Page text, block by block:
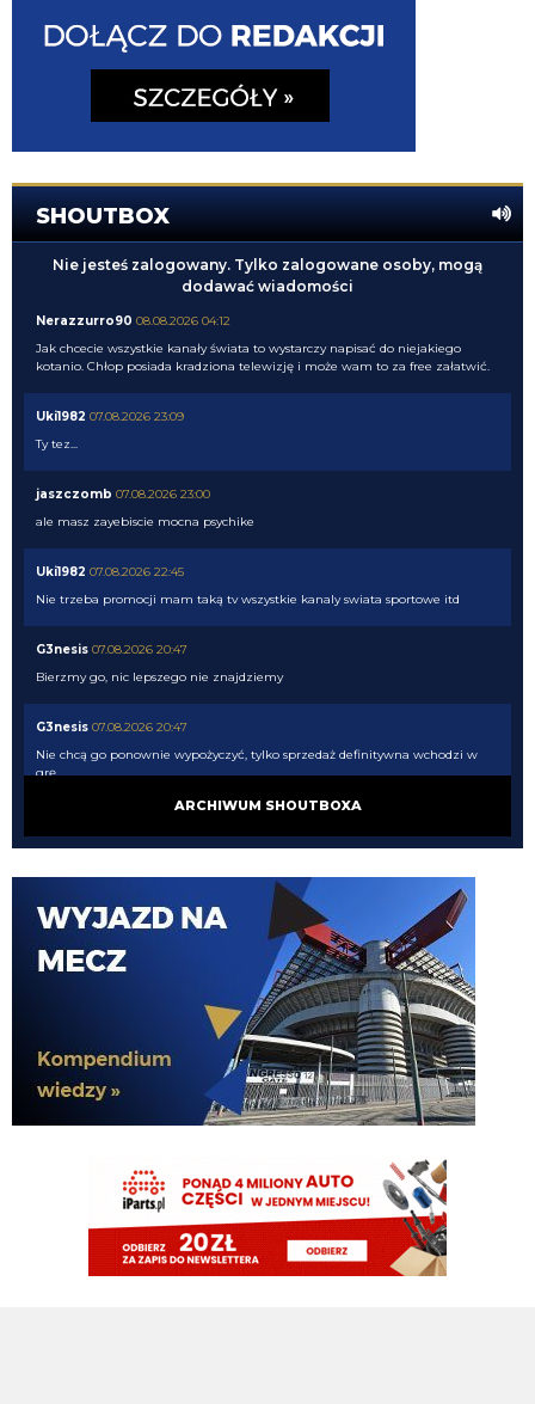
SHOUTBOX
Nie jesteś zalogowany. Tylko zalogowane osoby, mogą
dodawać wiadomości
Nerazzurro90 08.08.2026 04:12
Jak chcecie wszystkie kanały świata to wystarczy napisać do niejakiego
kotanio. Chłop posiada kradziona telewizję i może wam to za free załatwić.
Uki1982 07.08.2026 23:09
Ty tez...
jaszczomb 07.08.2026 23:00
ale masz zayebiscie mocna psychike
Uki1982 07.08.2026 22:45
Nie trzeba promocji mam taką tv wszystkie kanaly swiata sportowe itd
G3nesis 07.08.2026 20:47
Bierzmy go, nic lepszego nie znajdziemy
G3nesis 07.08.2026 20:47
Nie chcą go ponownie wypożyczyć, tylko sprzedaż definitywna wchodzi w
grę
Cancelo wrócił do Al Hilal
Nerazzurro90
07.08.2026 19:42
Botmon publicznie czci zmarlego bandyte piscitelliego brak slow obraz
nedzy i rozpaczy
G3nesis
07.08.2026 19:15
Hehe 😁
Adriano ty already dead a nie forever he xd
FENDI_SOSA 07.08.2026 18:56
Oleeks ciśnij go he
ARCHIWUM SHOUTBOXA